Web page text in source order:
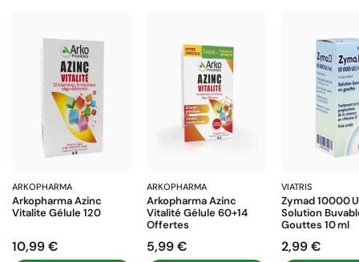
ARKOPHARMA
Arkopharma Azinc
Vitalite Gélule 120
Prix
10,99 €
ARKOPHARMA
Arkopharma Azinc
Vitalité Gélule 60+14
Offertes
Prix
5,99 €
VIATRIS
Zymad 10000
Solution
Gouttes 10 Ml
Prix
2,99 €